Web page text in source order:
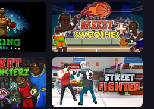
Basket Swooshes Plus
Street Fighter Simulator